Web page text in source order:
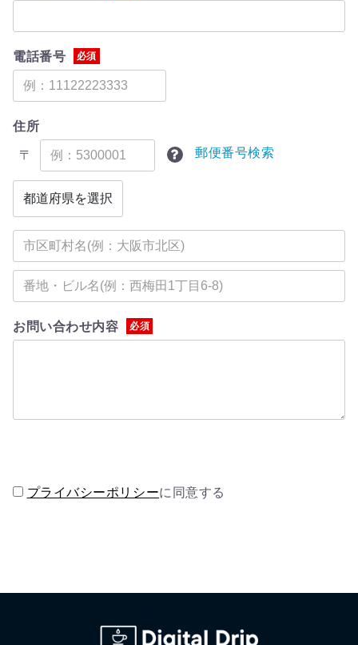
電話番号 必須
住所
〒 郵便番号検索
お問い合わせ内容 必須
プライバシーポリシーに同意する